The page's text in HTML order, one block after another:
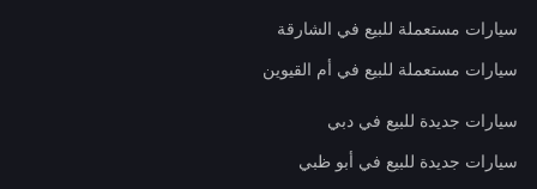
سيارات مستعملة للبيع في الشارقة
سيارات مستعملة للبيع في أم القيوين
سيارات جديدة للبيع في دبي
سيارات جديدة للبيع في أبو ظبي